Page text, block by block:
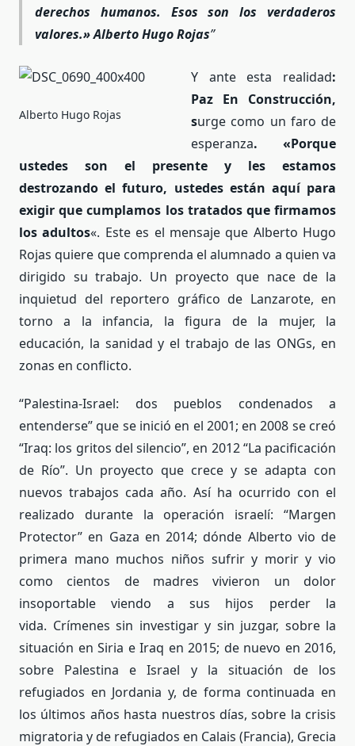
derechos humanos. Esos son los verdaderos
valores.» Alberto Hugo Rojas
Alberto Hugo Rojas
Y ante esta realidad:
Paz En Construcción,
surge como un faro de
esperanza. «Porque
ustedes
son el presente y les estamos
destrozando el futuro, ustedes están aquí para
exigir que cumplamos los tratados que firmamos
los adultos«. Este es el mensaje que Alberto Hugo
Rojas quiere que comprenda el alumnado a quien va
dirigido su trabajo. Un proyecto que nace de la
inquietud del reportero gráfico de Lanzarote, en
torno a la infancia, la figura de la mujer, la
educación, la sanidad y el trabajo de las ONGs, en
zonas en conflicto.
“Palestina-Israel: dos pueblos condenados a
entenderse” que se inició en el 2001; en 2008 se creó
“Iraq: los gritos del silencio”, en 2012 “La pacificación
de Río”. Un proyecto que crece y se adapta con
nuevos trabajos cada año. Así ha ocurrido con el
realizado durante la operación israelí: “Margen
Protector” en Gaza en 2014; dónde Alberto vio de
primera mano muchos niños sufrir y morir y vio
como cientos de madres vivieron un dolor
insoportable viendo a sus hijos perder la
vida. Crímenes sin investigar y sin juzgar, sobre la
situación en Siria e Iraq en 2015; de nuevo en 2016,
sobre Palestina e Israel y la situación de los
refugiados en Jordania y, de forma continuada en
los últimos años hasta nuestros días, sobre la crisis
migratoria y de refugiados en Calais (Francia), Grecia